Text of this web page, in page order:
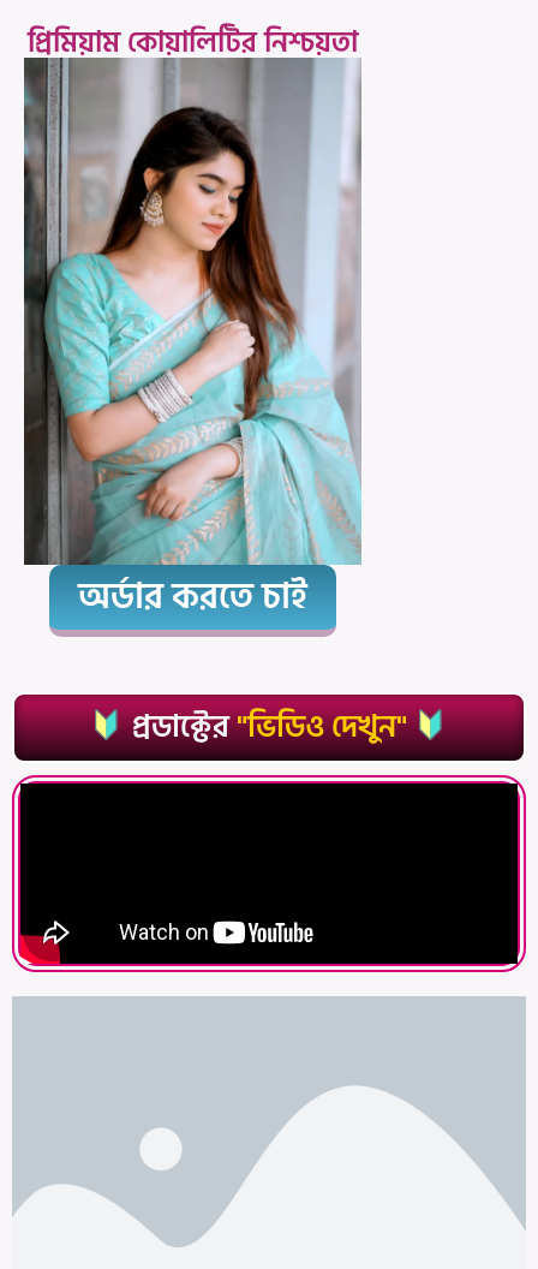
প্রিমিয়াম কোয়ালিটির নিশ্চয়তা
অর্ডার করতে চাই
প্রডাক্টের"ভিডিও দেখুন"